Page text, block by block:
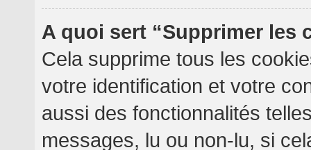
A quoi sert “Supprimer les
Cela supprime tous les
votre identification et votre
aussi des fonctionnalités
messages, lu ou non-lu, si